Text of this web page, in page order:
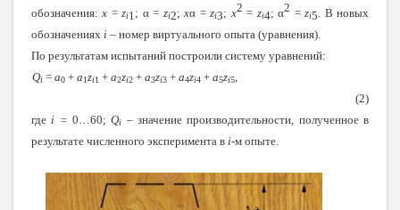
обозначения:x =zi1; α= zi2;xα =zi3; x2 = zi4;α2 =zi5 . В новых
обозначениях i – номер виртуального опыта (уравнения).
По результатам испытаний построили систему уравнений:
Qi = a0 + a1zi1 + a2zi2 + a3zi3 + a4zi4 + a5zi5
(2)
где i =0…60;Qi – значение производительности, полученное в
результате численного эксперимента в i-м опыте.